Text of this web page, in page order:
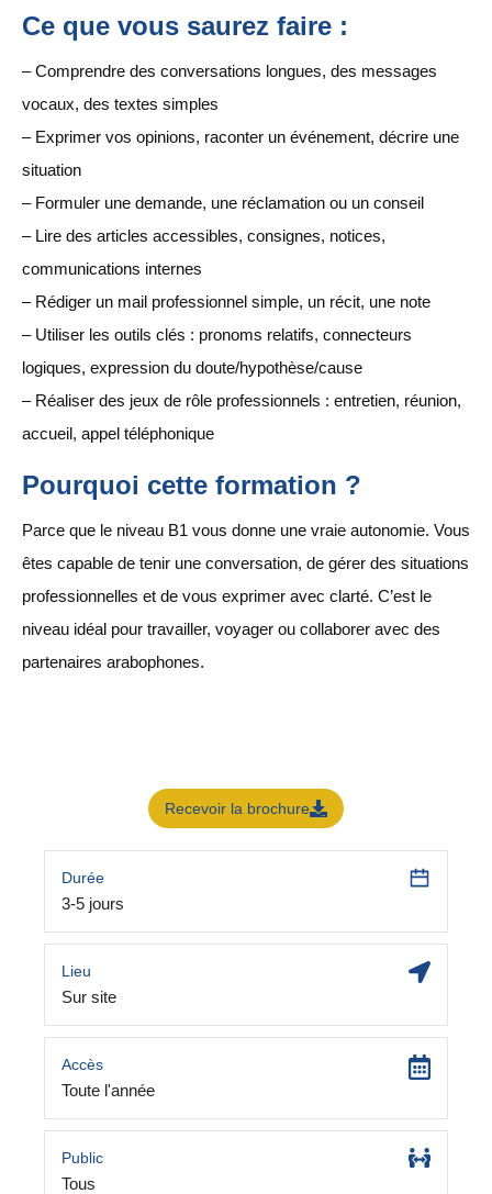
Ce que vous saurez faire :
– Comprendre des conversations longues, des messages
vocaux, des textes simples
– Exprimer vos opinions, raconter un événement, décrire une
situation
– Formuler une demande, une réclamation ou un conseil
– Lire des articles accessibles, consignes, notices,
communications internes
– Rédiger un mail professionnel simple, un récit, une note
– Utiliser les outils clés : pronoms relatifs, connecteurs
logiques, expression du doute/hypothèse/cause
– Réaliser des jeux de rôle professionnels : entretien, réunion,
accueil, appel téléphonique
Pourquoi cette formation ?
Parce que le niveau B1 vous donne une vraie autonomie. Vous
êtes capable de tenir une conversation, de gérer des situations
professionnelles et de vous exprimer avec clarté. C’est le
niveau idéal pour travailler, voyager ou collaborer avec des
partenaires arabophones.
Recevoir la brochure
Durée
3-5 jours
Lieu
Sur site
Accès
Toute l'année
Public
Tous